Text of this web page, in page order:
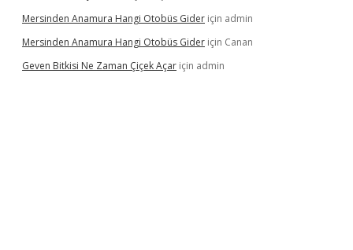
Mersinden Anamura Hangi Otobüs Gider için admin
Mersinden Anamura Hangi Otobüs Gider için Canan
Geven Bitkisi Ne Zaman Çiçek Açar için admin